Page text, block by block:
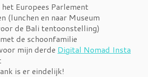
Europees Parlement
(lunchen en naar Museum
de Bali tentoonstelling)
de schoonfamilie
mijn derde Digital Nomad Insta
is er eindelijk!